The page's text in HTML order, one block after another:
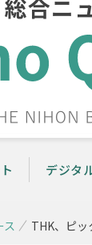
デジタ
ス THK、ピッ